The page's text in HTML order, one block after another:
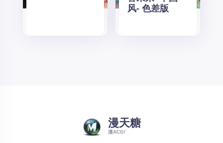
风- 色差版
漫天糖
漫ACG!